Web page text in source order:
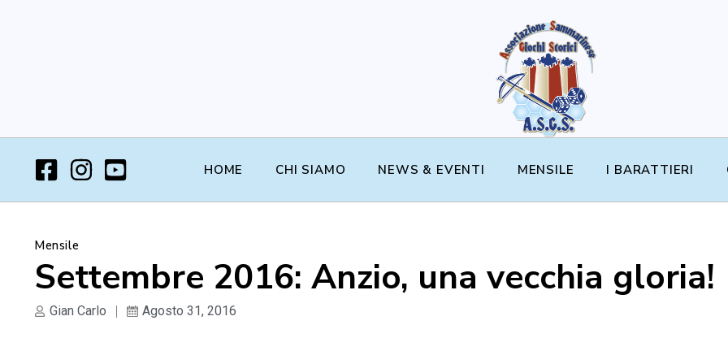
HOME CHI SIAMO NEWS & EVENTI MENSILE I BARATTIERI
Mensile
Settembre 2016: Anzio, una vecchia gloria!
Gian Carlo Agosto 31, 2016